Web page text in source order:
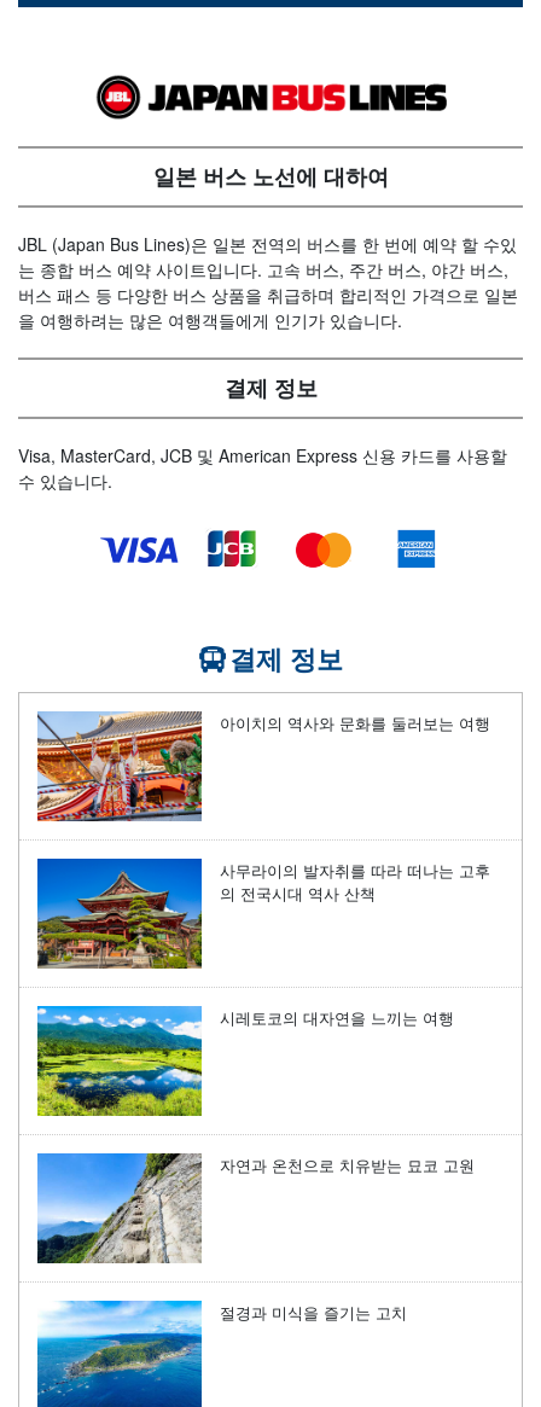
일본 버스 노선에 대하여
JBL (Japan Bus Lines)은 일본 전역의 버스를 한 번에 예약 할 수있
는 종합 버스 예약 사이트입니다. 고속 버스, 주간 버스, 야간 버스,
버스 패스 등 다양한 버스 상품을 취급하며 합리적인 가격으로 일본
을 여행하려는 많은 여행객들에게 인기가 있습니다.
결제 정보
Visa, MasterCard, JCB 및 American Express 신용 카드를 사용할
수 있습니다.
결제 정보
아이치의 역사와 문화를 둘러보는 여행
사무라이의 발자취를 따라 떠나는 고후
의 전국시대 역사 산책
시레토코의 대자연을 느끼는 여행
자연과 온천으로 치유받는 묘코 고원
절경과 미식을 즐기는 고치